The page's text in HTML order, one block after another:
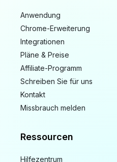
Anwendung
Chrome-Erweiterung
Integrationen
Pläne & Preise
Affiliate-Programm
Schreiben Sie für uns
Kontakt
Missbrauch melden
Ressourcen
Hilfezentrum